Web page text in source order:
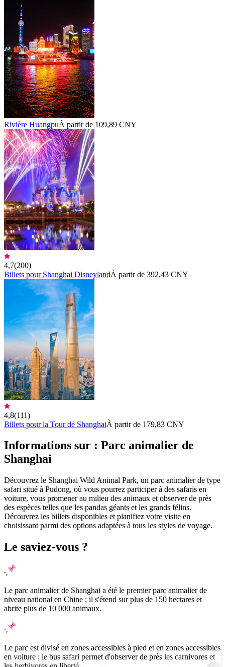
Rivière HuangpuÀ partir de 109,89 CNY
4,7(200)
Billets pour Shanghai DisneylandÀ partir de 392,43 CNY
4,8(111)
Billets pour la Tour de ShanghaiÀ partir de 179,83 CNY
Informations sur : Parc animalier de
Shanghai
Découvrez le Shanghai Wild Animal Park, un parc animalier de type
safari situé à Pudong, où vous pourrez participer à des safaris en
voiture, vous promener au milieu des animaux et observer de près
des espèces telles que les pandas géants et les grands félins.
Découvrez les billets disponibles et planifiez votre visite en
choisissant parmi des options adaptées à tous les styles de voyage.
Le saviez-vous ?
Le parc animalier de Shanghai a été le premier parc animalier de
niveau national en Chine ; il s'étend sur plus de 150 hectares et
abrite plus de 10 000 animaux.
Le parc est divisé en zones accessibles à pied et en zones accessibles
en voiture ; le bus safari permet d'observer de près les carnivores et